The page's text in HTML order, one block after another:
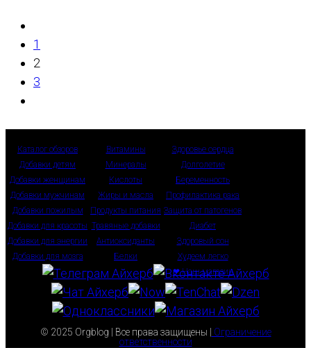
на
предыдущую
страницу
1
2
3
страницу
Каталог обзоров
Добавки детям
Добавки женщинам
Добавки мужчинам
Добавки пожилым
Добавки для красоты
Добавки для энергии
Добавки для мозга
Витамины
Минералы
Кислоты
Жиры и масла
Продукты питания
Травяные добавки
Антиоксиданты
Белки
Здоровье сердца
Долголетие
Беременность
Профилактика рака
Защита от патогенов
Диабет
Здоровый сон
Худеем легко
❤ Наш магазин
© 2025 Orgblog | Все права защищены | Ограничение
ответственности